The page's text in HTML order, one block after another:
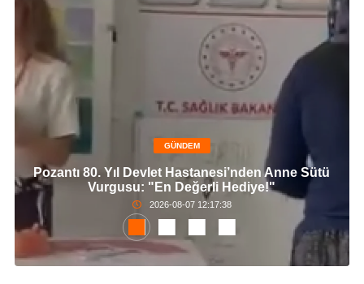
GÜNDEM
Pozantı 80. Yıl Devlet Hastanesi’nden Anne Sütü
Vurgusu: "En Değerli Hediye!"
2026-08-07 12:17:38